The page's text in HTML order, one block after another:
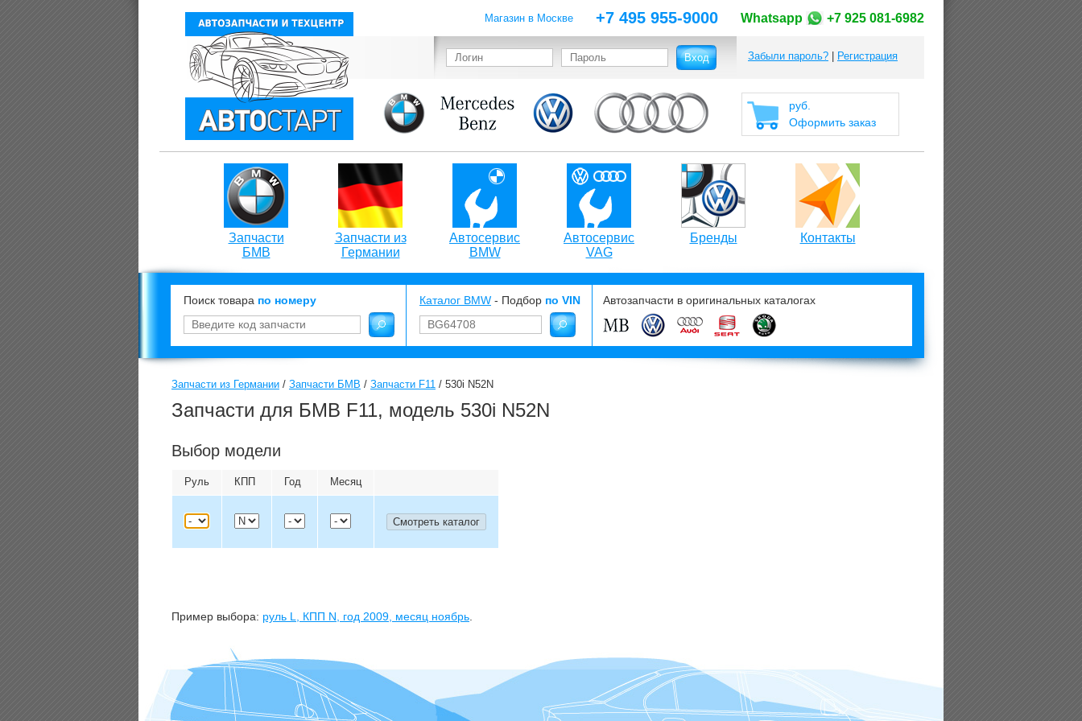
Whatsapp +7 925 081-6982
+7 495 955-9000
Магазин в Москве
Забыли пароль? Регистрация
руб.
Оформить заказ
Запчасти
БМВ
Запчасти из
Германии
Автосервис
BMW
Автосервис
VAG
Бренды Контакты
Поиск товара по номеру Каталог BMW - Подбор по VIN Автозапчасти в оригинальных каталогах
Запчасти из Германии / Запчасти БМВ / Запчасти F11 / 530i N52N
Запчасти для БМВ F11, модель 530i N52N
Выбор модели
Руль КПП Год Месяц
Пример выбора: руль L , КПП N , год 2009 , месяц ноябрь